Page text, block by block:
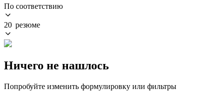
По соответствию
20 резюме
Ничего не нашлось
Попробуйте изменить формулировку или фильтры